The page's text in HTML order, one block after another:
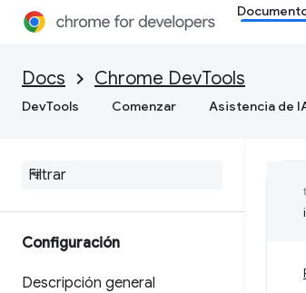
Docs Chrome DevTools
DevTools Comenzar Asistencia de
Configuración
Descripción general